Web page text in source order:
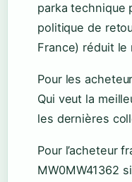
parka technique
politique de
France) réduit le
Pour les
Qui veut la
les dernières
Pour l’acheteur
MW0MW41362